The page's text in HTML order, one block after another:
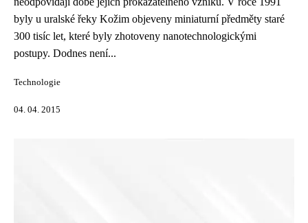
byly u uralské řeky Kožim objeveny miniaturní předměty staré
300 tisíc let, které byly zhotoveny nanotechnologickými
postupy. Dodnes není...
Technologie
04. 04. 2015